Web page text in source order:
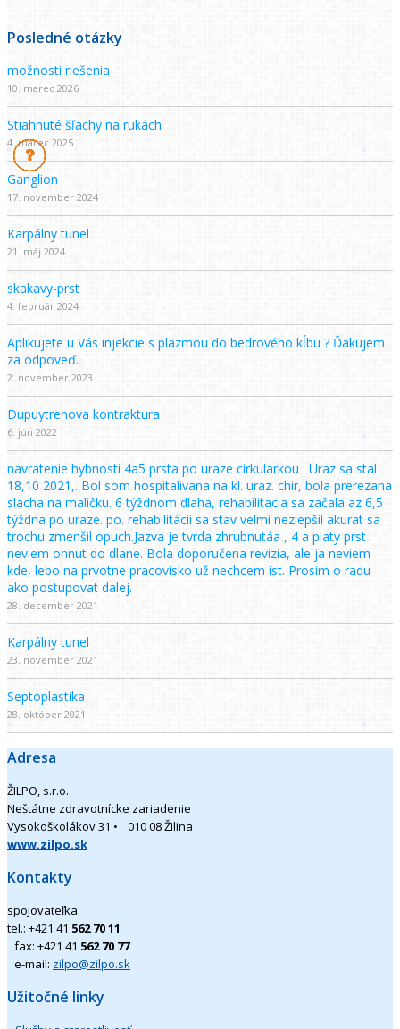
Posledné otázky
možnosti riešenia
10. marec 2026
Stiahnuté šľachy na rukách
4. marec 2025
Ganglion
17. november 2024
Karpálny tunel
21. máj 2024
skakavy-prst
4. február 2024
Aplikujete u Vás injekcie s plazmou do bedrového kĺbu ? Ďakujem
za odpoveď.
2. november 2023
Dupuytrenova kontraktura
6. jún 2022
navratenie hybnosti 4a5 prsta po uraze cirkularkou . Uraz sa stal
18,10 2021,. Bol som hospitalivana na kl. uraz. chir, bola prerezana
slacha na maličku. 6 týždnom dlaha, rehabilitacia sa začala az 6,5
týždna po uraze. po. rehabilitácii sa stav velmi nezlepšil akurat sa
trochu zmenšil opuch.Jazva je tvrda zhrubnutáa , 4 a piaty prst
neviem ohnut do dlane. Bola doporučena revizia, ale ja neviem
kde, lebo na prvotne pracovisko už nechcem ist. Prosim o radu
ako postupovat dalej.
28. december 2021
Karpálny tunel
23. november 2021
Septoplastika
28. október 2021
Adresa
ŽILPO, s.r.o.
Neštátne zdravotnícke zariadenie
Vysokoškolákov 31 • 010 08 Žilina
www.zilpo.sk
Kontakty
spojovateľka:
tel.: +421 41 562 70 11
fax: +421 41 562 70 77
e-mail: zilpo@zilpo.sk
Užitočné linky